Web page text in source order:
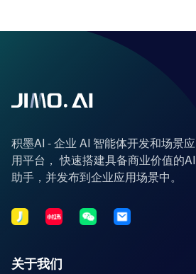
积墨AI - 企业 AI 智能体开发和场景应
用平台， 快速搭建具备商业价值的AI
助手，并发布到企业应用场景中。
关于我们